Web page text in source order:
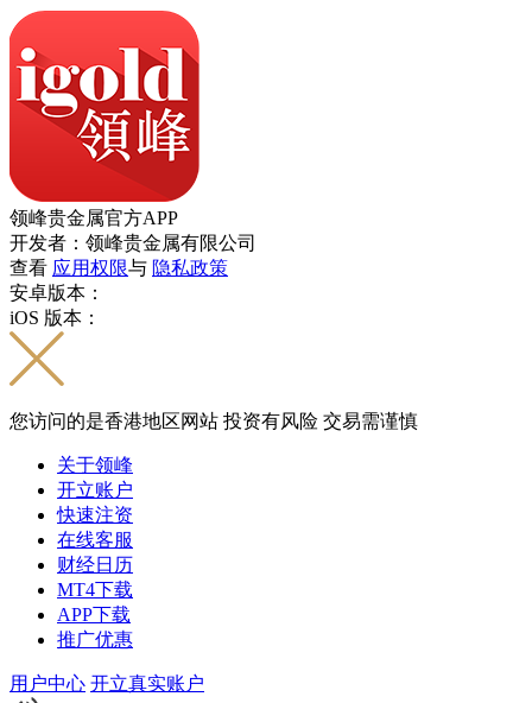
领峰贵金属官方APP
开发者：领峰贵金属有限公司
查看 应用权限与 隐私政策
安卓版本：
iOS 版本：
您访问的是香港地区网站 投资有风险 交易需谨慎
关于领峰
开立账户
快速注资
在线客服
财经日历
MT4下载
APP下载
推广优惠
用户中心 开立真实账户